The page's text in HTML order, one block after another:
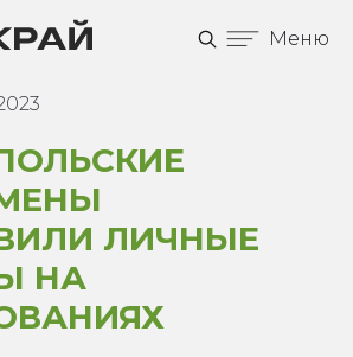
Меню
ЛИЧНЫЕ
НА